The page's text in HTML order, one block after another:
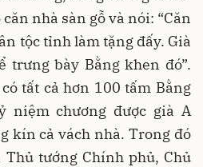
nhà sàn gỗ và nói: “Căn
tộc tỉnh làm tặng đấy. Già
trưng bày Bằng khen đó”.
tất cả hơn 100 tấm Bằng
niệm chương được già A
kín cả vách nhà. Trong đó
Thủ tướng Chính phủ, Chủ